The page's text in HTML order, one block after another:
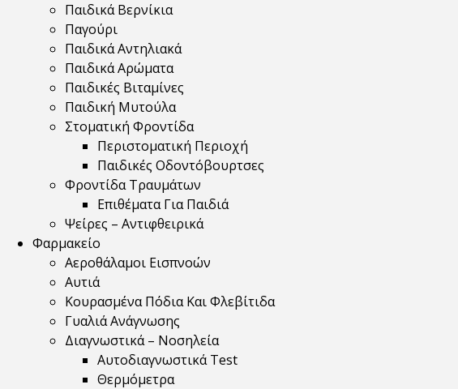
Παιδικά Βερνίκια
Παγούρι
Παιδικά Αντηλιακά
Παιδικά Αρώματα
Παιδικές Βιταμίνες
Παιδική Μυτούλα
Στοματική Φροντίδα
Περιστοματική Περιοχή
Παιδικές Οδοντόβουρτσες
Φροντίδα Τραυμάτων
Επιθέματα Για Παιδιά
Ψείρες – Αντιφθειρικά
Φαρμακείο
Αεροθάλαμοι Εισπνοών
Αυτιά
Κουρασμένα Πόδια Και Φλεβίτιδα
Γυαλιά Ανάγνωσης
Διαγνωστικά – Νοσηλεία
Αυτοδιαγνωστικά Test
Θερμόμετρα